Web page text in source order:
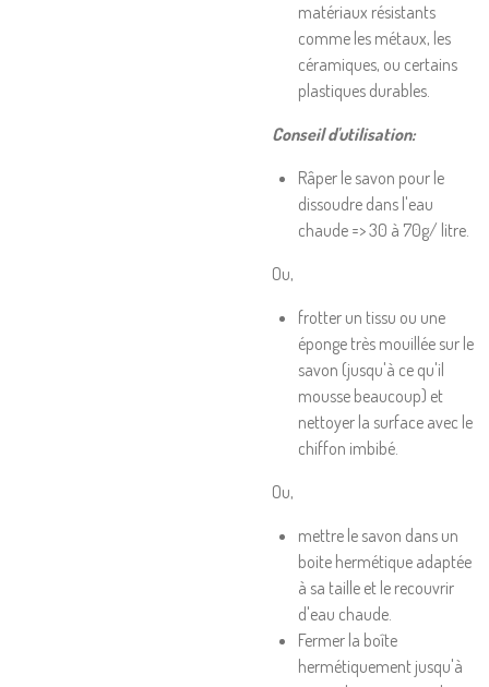
matériaux résistants
comme les métaux, les
céramiques, ou certains
plastiques durables.
Conseil d'utilisation:
Râper le savon pour le
dissoudre dans l'eau
chaude => 30 à 70g/ litre.
Ou,
frotter un tissu ou une
éponge très mouillée sur le
savon (jusqu'à ce qu'il
mousse beaucoup) et
nettoyer la surface avec le
chiffon imbibé.
Ou,
mettre le savon dans un
boite hermétique adaptée
à sa taille et le recouvrir
d'eau chaude.
Fermer la boîte
hermétiquement jusqu'à